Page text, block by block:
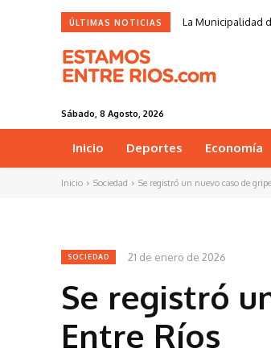
ÚLTIMAS NOTICIAS La Municipalidad
Sábado, 8 Agosto, 2026
Inicio Deportes Economía
Inicio Sociedad Se registró un nuevo caso de
SOCIEDAD 21 de enero de 2026
Se registró
Entre Ríos